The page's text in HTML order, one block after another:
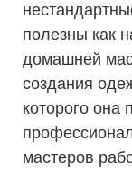
полезны как
домашней
создания
которого она
мастеров